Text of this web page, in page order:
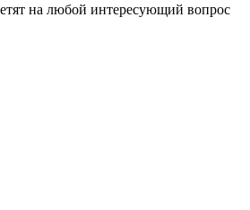
на любой интересующий вопрос